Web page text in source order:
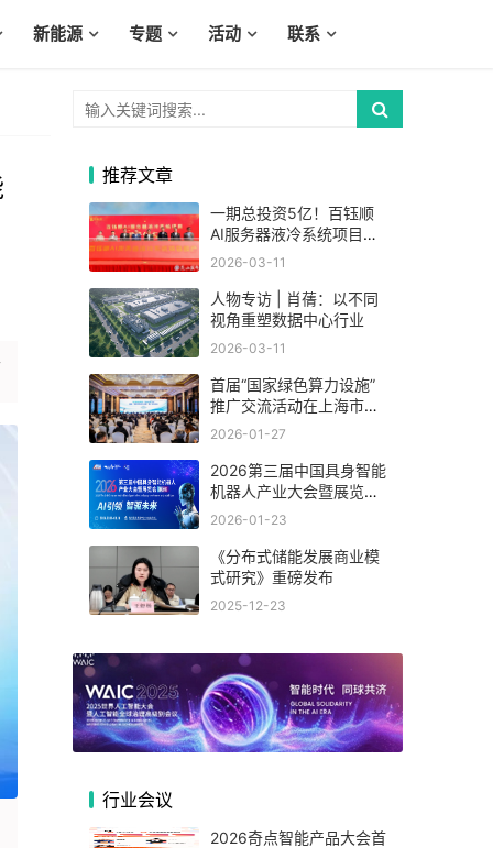
新能源 专题 活动 联系
推荐文章
一期总投资5亿！百钰顺
AI服务器液冷系统项目在
昆山巴城投产
2026-03-11
人物专访 | 肖蒨：以不同
视角重塑数据中心行业
2026-03-11
首届“国家绿色算力设施”
推广交流活动在上海市举
办
2026-01-27
2026第三届中国具身智能
机器人产业大会暨展览会
(杭州)
2026-01-23
《分布式储能发展商业模
式研究》重磅发布
2025-12-23
行业会议
2026奇点智能产品大会首